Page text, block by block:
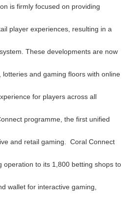
is firmly focused on providing
player experiences, resulting in a
These developments are now
lotteries and gaming floors with online
for players across all
programme, the first unified
and retail gaming. Coral Connect
operation to its 1,800 betting shops to
wallet for interactive gaming,